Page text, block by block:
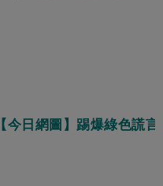
【今日網圖】踢爆綠色謊言